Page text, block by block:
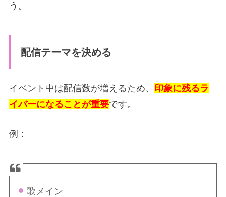
う。
配信テーマを決める
イベント中は配信数が増えるため、 印象に残るラ
イバーになることが重要です。
例：
歌メイン